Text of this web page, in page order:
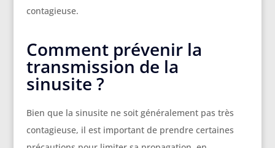
contagieuse.
Comment prévenir la
transmission de la
sinusite ?
Bien que la sinusite ne soit généralement pas très
contagieuse, il est important de prendre certaines